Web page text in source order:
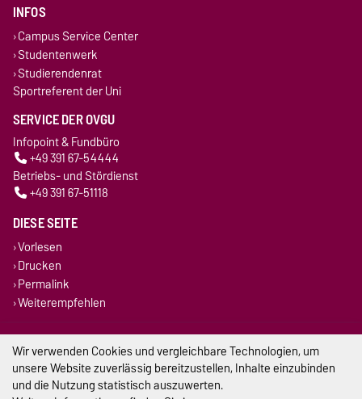
INFOS
Campus Service Center
Studentenwerk
Studierendenrat
Sportreferent der Uni
SERVICE DER OVGU
Infopoint & Fundbüro
+49 391 67-54444
Betriebs- und Stördienst
+49 391 67-51118
DIESE SEITE
Vorlesen
Drucken
Permalink
Weiterempfehlen
Impressum
Datenschutz
Wir verwenden Cookies und vergleichbare Technologien, um
unsere Website zuverlässig bereitzustellen, Inhalte einzubinden
und die Nutzung statistisch auszuwerten.